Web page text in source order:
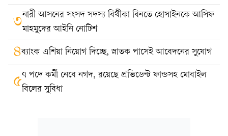
৩নারী আসনের সংসদ সদস্য বিথীকা বিনতে হোসাইনকে আসিফ
মাহমুদের আইনি নোটিশ
৪ব্যাংক এশিয়া নিয়োগ দিচ্ছে, স্নাতক পাসেই আবেদনের সুযোগ
৫৭ পদে কর্মী নেবে নগদ, রয়েছে প্রভিডেন্ট ফান্ডসহ মোবাইল
বিলের সুবিধা